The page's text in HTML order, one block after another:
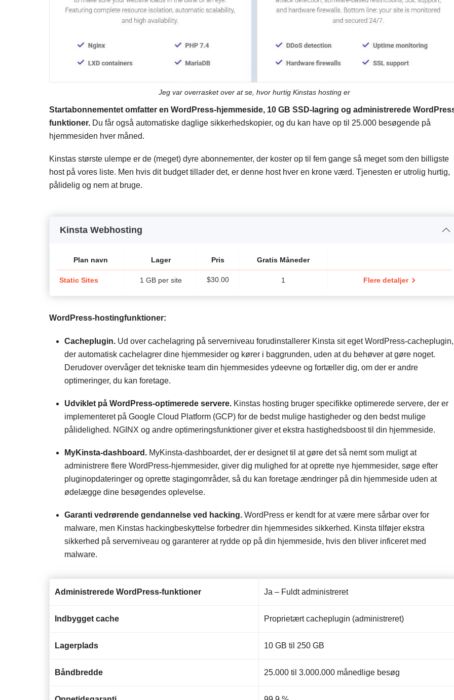
Jeg var overrasket over at se, hvor hurtig Kinstas hosting er
Startabonnementet omfatter en WordPress-hjemmeside, 10 GB SSD-lagring og administrerede
funktioner. Du får også automatiske daglige sikkerhedskopier, og du kan have op til 25.000 besøgende på
hjemmesiden hver måned.
Kinstas største ulempe er de (meget) dyre abonnementer, der koster op til fem gange så meget som den billigste
host på vores liste. Men hvis dit budget tillader det, er denne host hver en krone værd. Tjenesten er utrolig hurtig,
pålidelig og nem at bruge.
Kinsta Webhosting
Plan navn Lager Pris Gratis Måneder
Static Sites 1 GB per site $30.00 1 Flere detaljer
WordPress-hostingfunktioner:
Cacheplugin. Ud over cachelagring på serverniveau forudinstallerer Kinsta sit eget WordPress-cacheplugin,
der automatisk cachelagrer dine hjemmesider og kører i baggrunden, uden at du behøver at gøre noget.
Derudover overvåger det tekniske team din hjemmesides ydeevne og fortæller dig, om der er andre
optimeringer, du kan foretage.
Udviklet på WordPress-optimerede servere. Kinstas hosting bruger specifikke optimerede servere, der er
implementeret på Google Cloud Platform (GCP) for de bedst mulige hastigheder og den bedst mulige
pålidelighed. NGINX og andre optimeringsfunktioner giver et ekstra hastighedsboost til din hjemmeside.
MyKinsta-dashboard. MyKinsta-dashboardet, der er designet til at gøre det så nemt som muligt at
administrere flere WordPress-hjemmesider, giver dig mulighed for at oprette nye hjemmesider, søge efter
pluginopdateringer og oprette stagingområder, så du kan foretage ændringer på din hjemmeside uden at
ødelægge dine besøgendes oplevelse.
Garanti vedrørende gendannelse ved hacking. WordPress er kendt for at være mere sårbar over for
malware, men Kinstas hackingbeskyttelse forbedrer din hjemmesides sikkerhed. Kinsta tilføjer ekstra
sikkerhed på serverniveau og garanterer at rydde op på din hjemmeside, hvis den bliver inficeret med
malware.
Administrerede WordPress-funktioner Ja – Fuldt administreret
Indbygget cache Proprietært cacheplugin (administreret)
Lagerplads 10 GB til 250 GB
Båndbredde 25.000 til 3.000.000 månedlige besøg